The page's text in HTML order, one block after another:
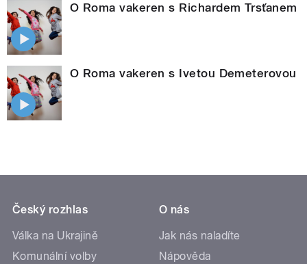
O Roma vakeren s Richardem Trsťanem
O Roma vakeren s Ivetou Demeterovou
Český rozhlas
Válka na Ukrajině
Komunální volby
O nás
Jak nás naladíte
Nápověda